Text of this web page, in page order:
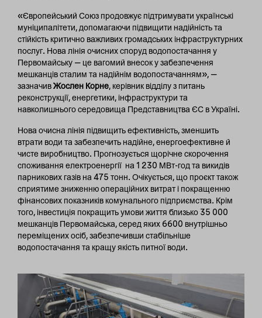
«Європейський Союз продовжує підтримувати українські
муніципалітети, допомагаючи підвищити надійність та
стійкість критично важливих громадських інфраструктурних
послуг. Нова лінія очисних споруд водопостачання у
Первомайську — це вагомий внесок у забезпечення
мешканців сталим та надійнім водопостачанням», —
зазначивЖослен Корне, керівник відділу з питань
реконструкції, енергетики, інфраструктури та
навколишнього середовища Представництва ЄС в Україні.
Нова очисна лінія підвищить ефективність, зменшить
втрати води та забезпечить надійне, енергоефективне й
чисте виробництво. Прогнозується щорічне скорочення
споживання електроенергії на 1 230 МВт-год та викидів
парникових газів на 475 тонн. Очікується, що проєкт також
сприятиме зниженню операційних витрат і покращенню
фінансових показників комунального підприємства. Крім
того, інвестиція покращить умови життя близько 35 000
мешканців Первомайська, серед яких 6600 внутрішньо
переміщених осіб, забезпечивши стабільніше
водопостачання та кращу якість питної води.